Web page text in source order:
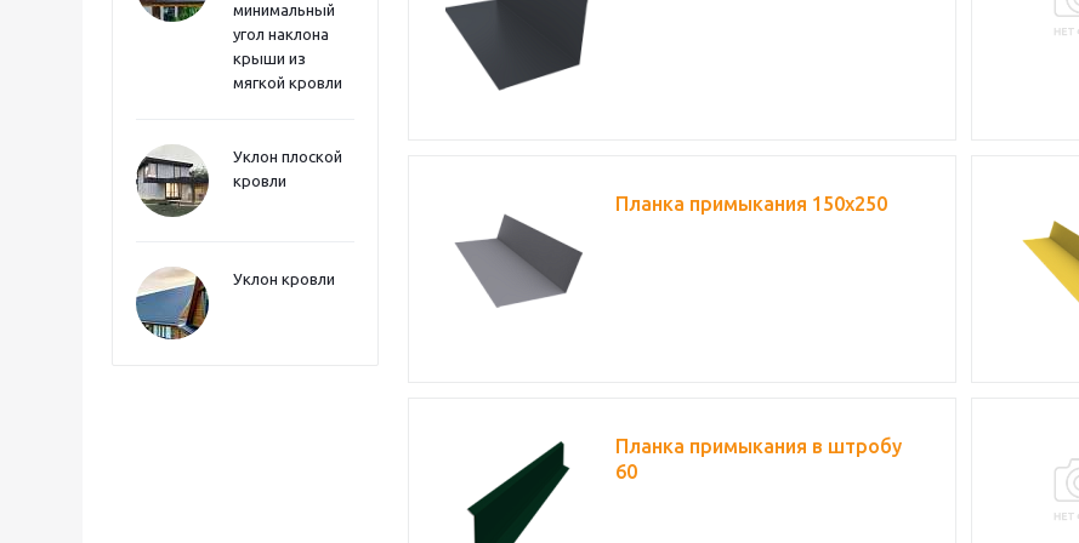
минимальный
угол наклона
крыши из
мягкой кровли
Уклон плоской
кровли
Уклон кровли
Планка примыкания 150х250
Планка примыкания в штробу
60